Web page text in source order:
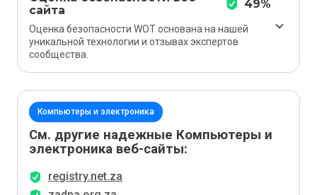
сайта
49%
Оценка безопасности WOT основана на нашей
уникальной технологии и отзывах экспертов
сообщества.
Компьютеры и электроника
См. другие надежные Компьютеры и
электроника веб-сайты:
registry.net.za